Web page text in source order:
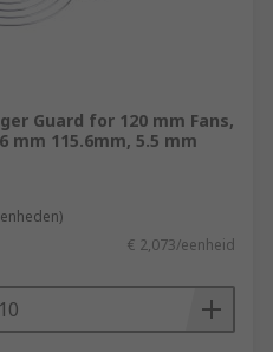
Guard for 120 mm Fans,
mm 115.6mm, 5.5 mm
€ 2,073/eenheid